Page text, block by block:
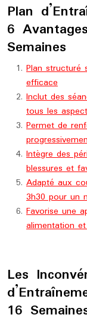
Plan
6
Semaines
Plan structuré
efficace
Inclut des
tous les
Permet de
Intègre des
blessures et
Adapté aux
3h30 pour un
Favorise une
alimentation
Les
16